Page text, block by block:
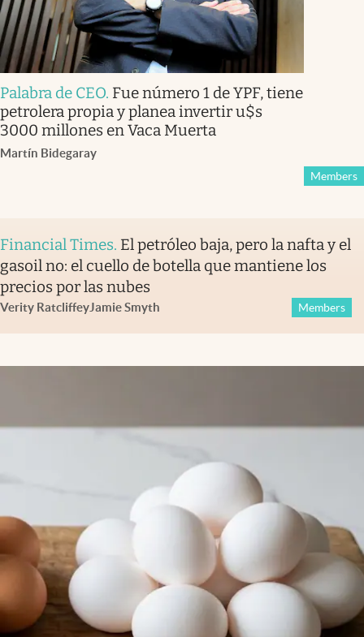
Palabra de CEO. Fue número 1 de YPF, tiene
petrolera propia y planea invertir u$s
3000 millones en Vaca Muerta
Martín Bidegaray
Members
Financial Times. El petróleo baja, pero la nafta y el
gasoil no: el cuello de botella que mantiene los
precios por las nubes
Verity RatcliffeyJamie Smyth Members